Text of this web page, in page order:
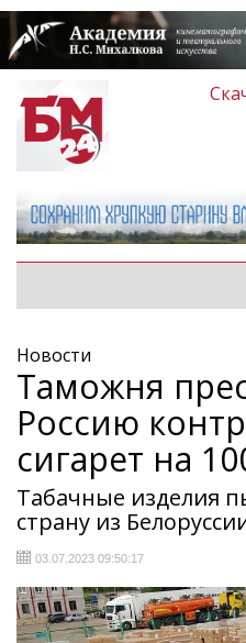
Новости
Таможня
Россию
сигарет на
Табачные изделия
страну из
03.07.2023 09:50:17